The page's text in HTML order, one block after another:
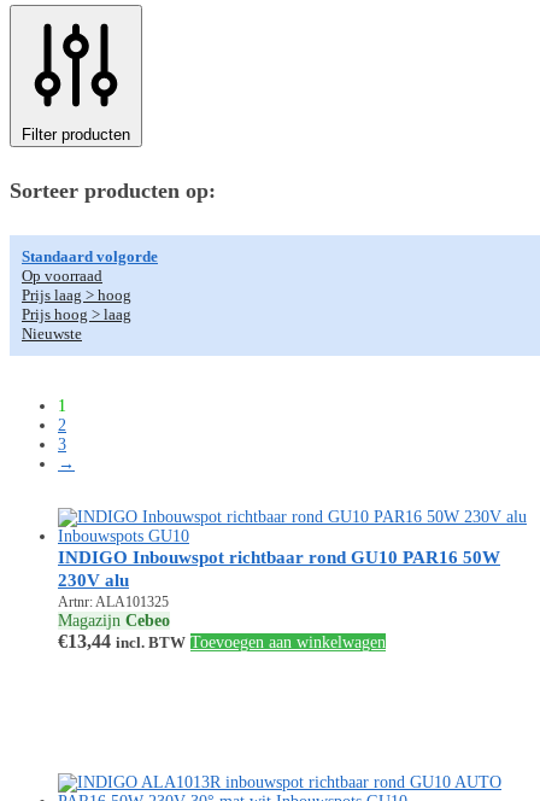
Filter producten
Sorteer producten op:
Standaard volgorde
Op voorraad
Prijs laag > hoog
Prijs hoog > laag
Nieuwste
1
2
3
→
INDIGO Inbouwspot richtbaar rond GU10 PAR16 50W
230V alu
Artnr: ALA101325
Magazijn Cebeo
€13,44 incl. BTW Toevoegen aan winkelwagen